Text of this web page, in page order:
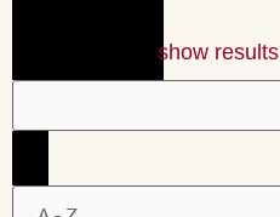
show results